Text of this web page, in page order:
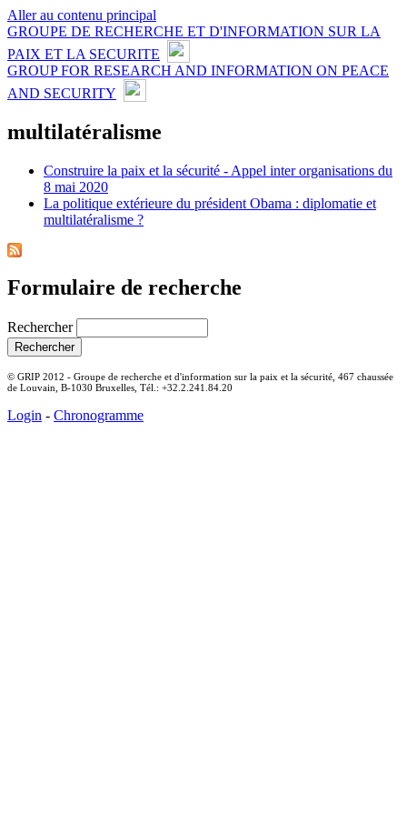
Aller au contenu principal
GROUPE DE RECHERCHE ET D'INFORMATION SUR LA
PAIX ET LA SECURITE
GROUP FOR RESEARCH AND INFORMATION ON PEACE
AND SECURITY
multilatéralisme
Construire la paix et la sécurité - Appel inter organisations du
8 mai 2020
La politique extérieure du président Obama : diplomatie et
multilatéralisme ?
Formulaire de recherche
Rechercher
© GRIP 2012 - Groupe de recherche et d'information sur la paix et la sécurité, 467 chaussée
de Louvain, B-1030 Bruxelles, Tél.: +32.2.241.84.20
Login - Chronogramme